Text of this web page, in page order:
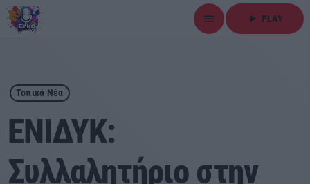
menu play_arrow PLAY
close
play_arrow ΕΡΚΟ
Αρχική
Τοπικά Νέα
ΕΝΙΔΥΚ:
Συλλαλητήριο στην